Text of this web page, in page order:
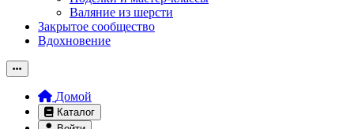
Валяние из шерсти
Закрытое сообщество
Вдохновение
Домой
Каталог